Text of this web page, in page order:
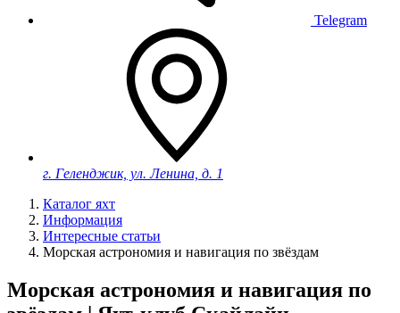
Telegram
г. Геленджик, ул. Ленина, д. 1
Каталог яхт
Информация
Интересные статьи
Морская астрономия и навигация по звёздам
Морская астрономия и навигация по